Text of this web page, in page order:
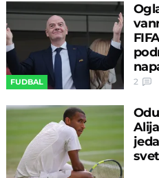
FUDBAL 2